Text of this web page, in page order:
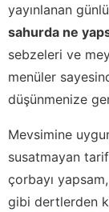
yayınlanan
sahurda ne
sebzeleri ve
menüler
düşünmenize
Mevsimine
susatmayan
çorbayı
gibi dertlerden